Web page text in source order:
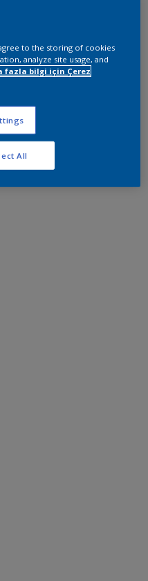
to the storing of cookies
analyze site usage, and
fazla bilgi için Çerez
All